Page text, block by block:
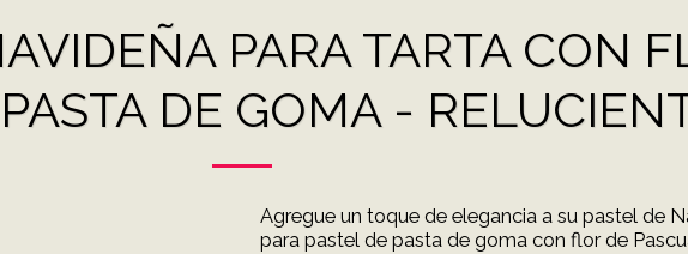
PARA TARTA CON
DE GOMA -
Agregue un toque de elegancia a su pastel de
para pastel de pasta de goma con flor de